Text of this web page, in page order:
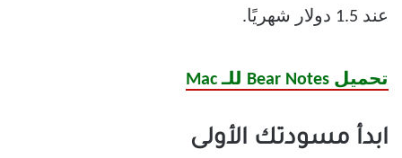
عند 1.5 دولار شهريًا.
تحميل Bear Notes للـ Mac
ابدأ مسودتك الأولى